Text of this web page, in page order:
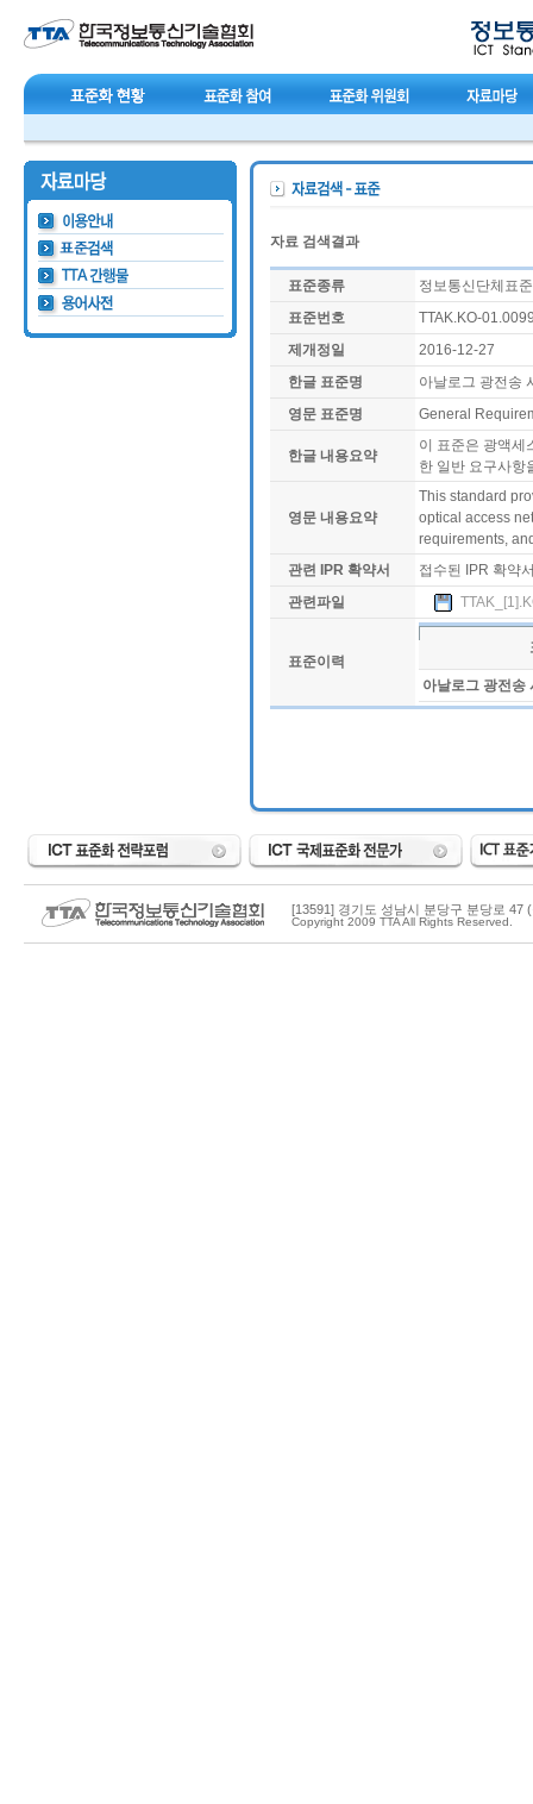
자료 검색결과
표준종류
정보통신단체표
표준번호
TTAK.KO-
제개정일
2016-12-27
한글 표준명
아날로그 광전송
영문 표준명
General
한글 내용요약
이 표준은 광액세
한 일반 요구사항
영문 내용요약
This standard
optical access
requirements,
관련 IPR 확약서
접수된 IPR 확약
관련파일
표준이력
아날로그 광전송
[13591] 경기도 성남시 분당구 분당로 47
Copyright 2009 TTA All Rights Reserved.